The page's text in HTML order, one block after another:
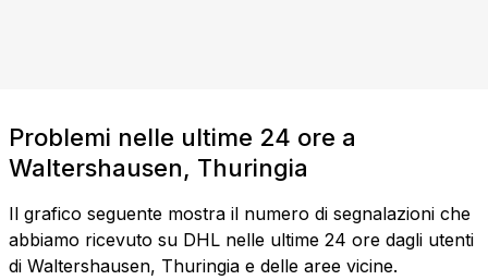
Problemi nelle ultime 24 ore a
Waltershausen, Thuringia
Il grafico seguente mostra il numero di segnalazioni che
abbiamo ricevuto su DHL nelle ultime 24 ore dagli utenti
di Waltershausen, Thuringia e delle aree vicine.